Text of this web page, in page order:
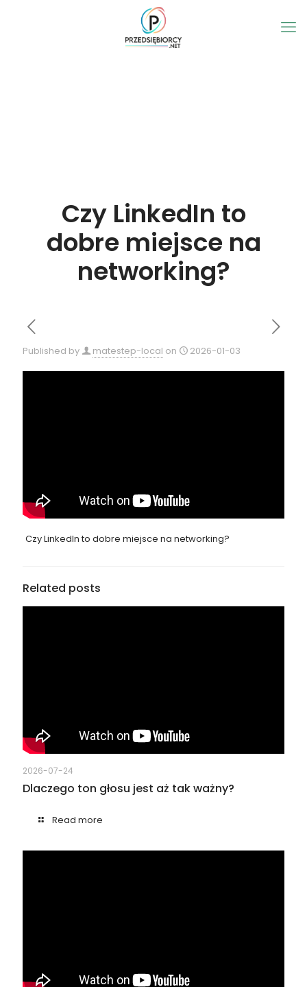
Czy LinkedIn to
dobre miejsce na
networking?
Published by matestep-local on 2026-01-03
Czy LinkedIn to dobre miejsce na networking?
Related posts
2026-07-24
Dlaczego ton głosu jest aż tak ważny?
Read more